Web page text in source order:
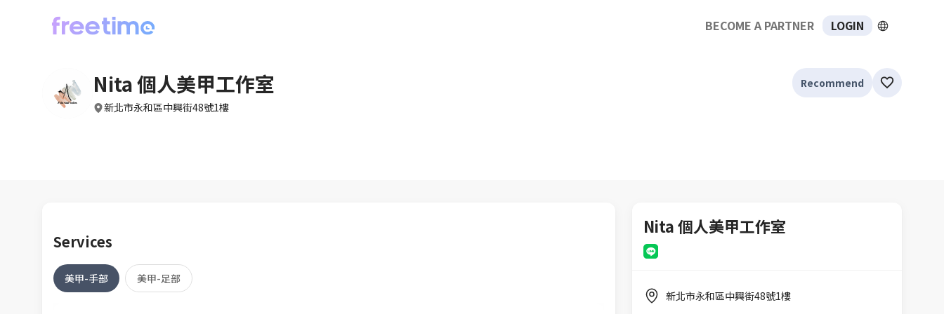
BECOME A PARTNER LOGIN
Nita 個人美甲工作室
新北市永和區中興街48號1樓
Recommend
Services
美甲-手部 美甲-足部
Nita 個人美甲工作室
新北市永和區中興街48號1樓